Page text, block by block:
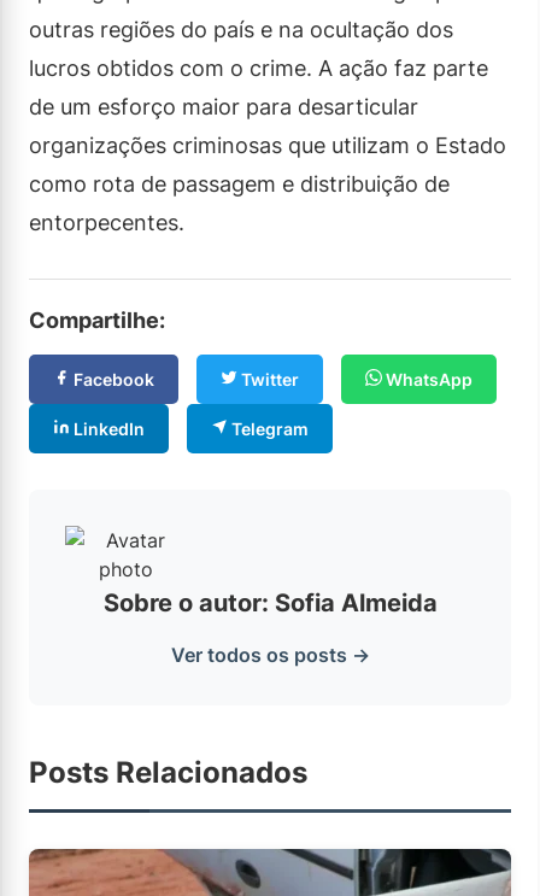
outras regiões do país e na ocultação dos
lucros obtidos com o crime. A ação faz parte
de um esforço maior para desarticular
organizações criminosas que utilizam o Estado
como rota de passagem e distribuição de
entorpecentes.
Compartilhe:
Facebook Twitter WhatsApp
LinkedIn Telegram
Sobre o autor: Sofia Almeida
Ver todos os posts →
Posts Relacionados